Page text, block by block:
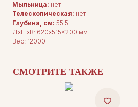
Мыльница: нет
Телескопическая: нет
Глубина, см: 55.5
ДxШxВ: 620x515x200 мм
Вес: 12000 г
СМОТРИТЕ ТАКЖЕ